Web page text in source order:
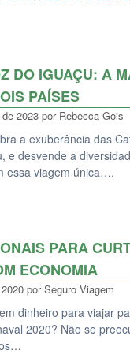
DO IGUAÇU: A
PAÍSES
2023 por Rebecca Gois
a exuberância das
e desvende a
essa viagem única….
PARA
ECONOMIA
por Seguro Viagem
dinheiro para viajar
2020? Não se